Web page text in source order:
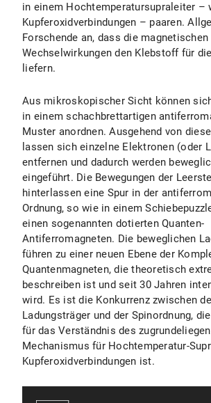
in einem Hochtemperatursupraleiter –
Kupferoxidverbindungen – paaren.
Forschende an, dass die magnetischen
Wechselwirkungen den Klebstoff für
liefern.
Aus mikroskopischer Sicht können
in einem schachbrettartigen
Muster anordnen. Ausgehend von
lassen sich einzelne Elektronen (oder
entfernen und dadurch werden
eingeführt. Die Bewegungen der
hinterlassen eine Spur in der
Ordnung, so wie in einem
einen sogenannten dotierten Quanten-
Antiferromagneten. Die beweglichen
führen zu einer neuen Ebene der
Quantenmagneten, die theoretisch
beschreiben ist und seit 30 Jahren
wird. Es ist die Konkurrenz zwischen
Ladungsträger und der Spinordnung,
für das Verständnis des
Mechanismus für Hochtemperatur-
Kupferoxidverbindungen ist.